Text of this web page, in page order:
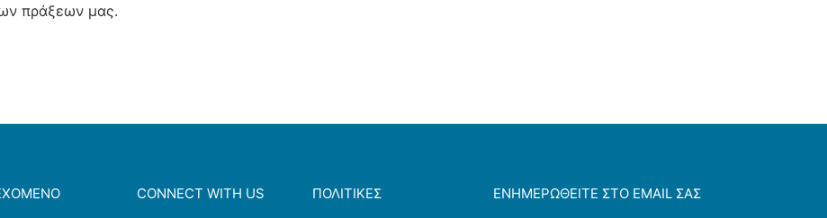
πράξεων μας.
CONNECT WITH US ΠΟΛΙΤΙΚΕΣ ΕΝΗΜΕΡΩΘΕΊΤΕ ΣΤΟ EMAIL ΣΑΣ